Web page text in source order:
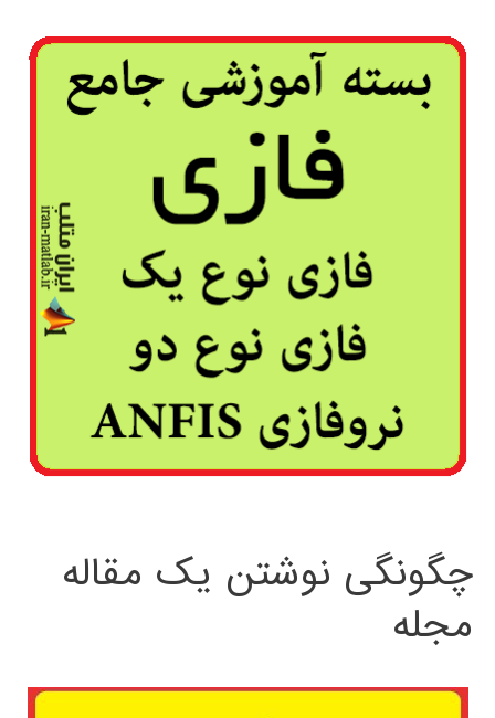
چگونگی نوشتن یک مقاله
مجله